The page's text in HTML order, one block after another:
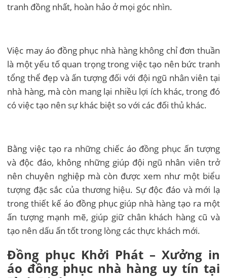
tranh đồng nhất, hoàn hảo ở mọi góc nhìn.
Việc may áo đồng phục nhà hàng không chỉ đơn thuần
là một yếu tố quan trọng trong việc tạo nên bức tranh
tổng thể đẹp và ấn tượng đối với đội ngũ nhân viên tại
nhà hàng, mà còn mang lại nhiều lợi ích khác, trong đó
có việc tạo nên sự khác biệt so với các đối thủ khác.
Bằng việc tạo ra những chiếc áo đồng phục ấn tượng
và độc đáo, không những giúp đội ngũ nhân viên trở
nên chuyên nghiệp mà còn được xem như một biểu
tượng đặc sắc của thương hiệu. Sự độc đáo và mới lạ
trong thiết kế áo đồng phục giúp nhà hàng tạo ra một
ấn tượng mạnh mẽ, giúp giữ chân khách hàng cũ và
tạo nên dấu ấn tốt trong lòng các thực khách mới.
Đồng phục Khởi Phát – Xưởng in
áo đồng phục nhà hàng uy tín tại